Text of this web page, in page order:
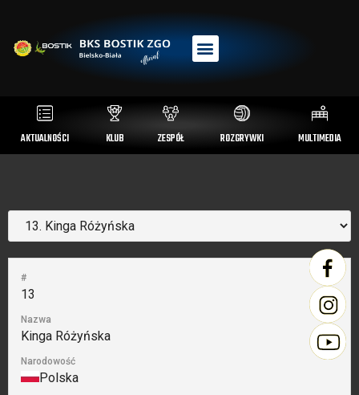
AKTUALNOŚCI KLUB ZESPÓŁ ROZGRYWKI MULTIMEDIA
#
13
Nazwa
Kinga Różyńska
Narodowość
Polska